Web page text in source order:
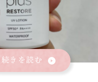
続きを読む